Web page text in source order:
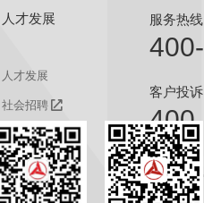
人才发展
人才发展
社会招聘
校园招聘
服务热线
客户投诉
咨询热线